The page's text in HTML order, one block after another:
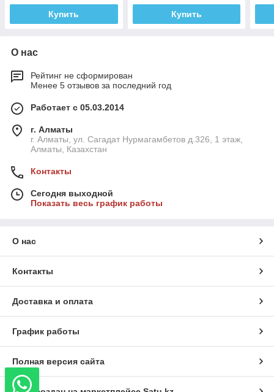
Купить Купить
О нас
Рейтинг не сформирован
Менее 5 отзывов за последний год
Работает с 05.03.2014
г. Алматы
г. Алматы, ул. Сагадат Нурмагамбетов д.326, 1 этаж,
Алматы, Казахстан
Контакты
Сегодня выходной
Показать весь график работы
О нас
Контакты
Доставка и оплата
График работы
Полная версия сайта